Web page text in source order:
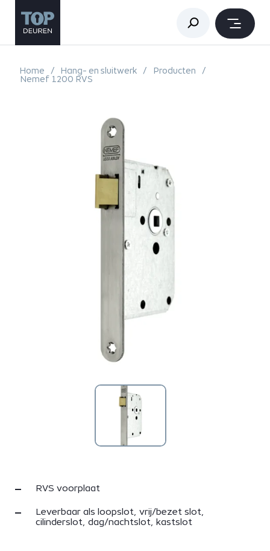
Home Hang- en sluitwerk
Producten
Nemef 1200 RVS
RVS voorplaat
Leverbaar als loopslot, vrij/bezet slot,
cilinderslot, dag/nachtslot, kastslot